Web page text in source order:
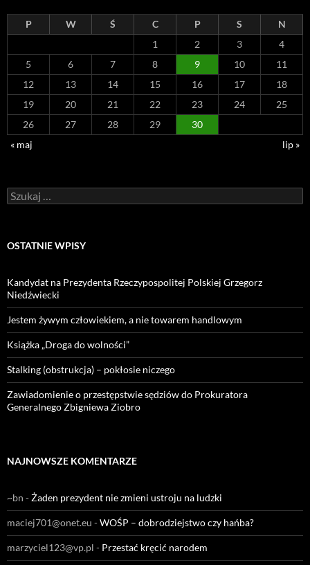
P W Ś C P S
N
1
2 3
4
5
6 7 8 9 10
11
12
13 14 15 16 17
18
19
20 21 22 23 24
25
26
27 28 29
30
« maj
lip »
Szukaj:
OSTATNIE WPISY
Kandydat na Prezydenta Rzeczypospolitej Polskiej Grzegorz
Niedźwiecki
Jestem żywym człowiekiem, a nie towarem handlowym
Książka „Droga do wolności”
Stalking (obstrukcja) – pokłosie niczego
Zawiadomienie o przestępstwie sędziów do Prokuratora
Generalnego Zbigniewa Ziobro
NAJNOWSZE KOMENTARZE
~bn -Żaden prezydent nie zmieni ustroju na ludzki
maciej701@onet.eu -WOŚP – dobrodziejstwo czy hańba?
marzyciel123@vp.pl - Przestać kręcić narodem